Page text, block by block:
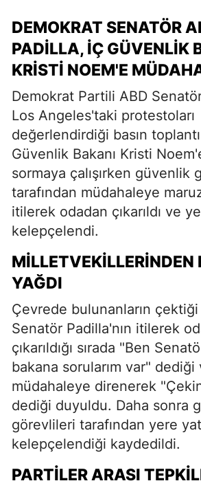
DEMOKRAT SENATÖR
PADILLA, İÇ GÜVENLIK
KRISTI NOEM'E
Demokrat Partili ABD
Los Angeles'taki protestoları
değerlendirdiği basın
Güvenlik Bakanı Kristi
sormaya çalışırken güvenlik
tarafından müdahaleye
itilerek odadan çıkarıldı ve
kelepçelendi.
MILLETVEKILLERINDEN
YAĞDI
Çevrede bulunanların
Senatör Padilla'nın itilerek
çıkarıldığı sırada "Ben
bakana sorularım var" dediği
müdahaleye direnerek
dediği duyuldu. Daha sonra
görevlileri tarafından yere
kelepçelendiği kaydedildi.
PARTILER ARASI